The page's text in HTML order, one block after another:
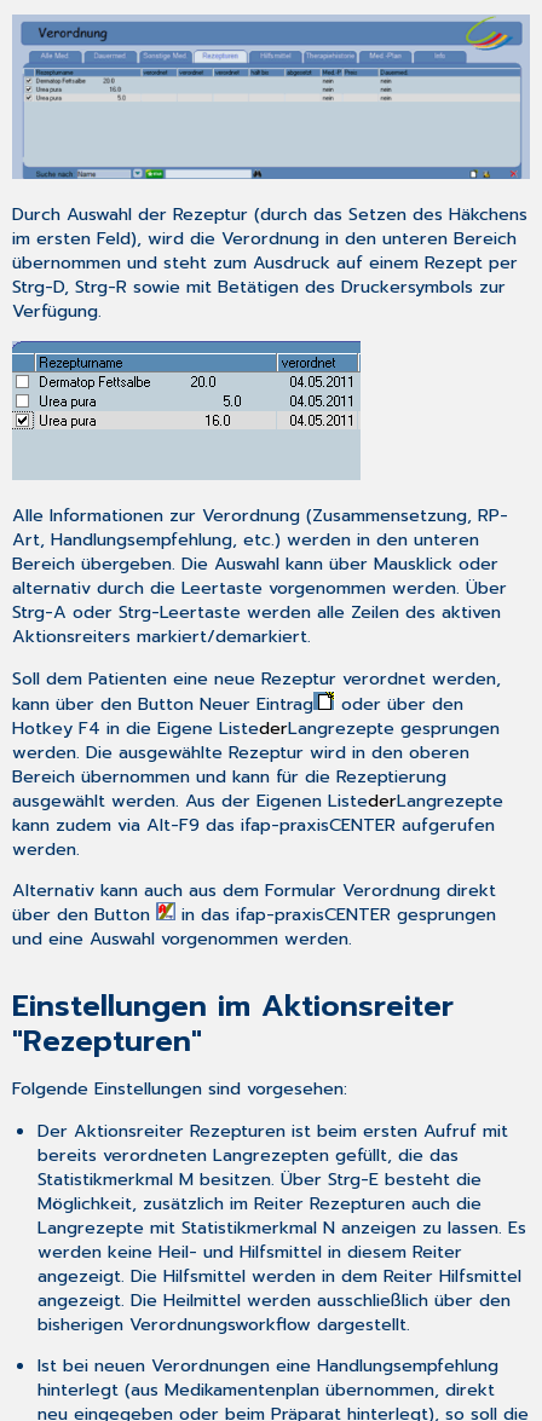
Spalten
im
Aktionsreiter
"Rezepturen"
Maustaste)
im
Aktionsreiter
"Rezepturen"
Durch Auswahl der Rezeptur (durch das Setzen des Häkchens
im ersten Feld), wird die Verordnung in den unteren Bereich
übernommen und steht zum Ausdruck auf einem Rezept per
Strg-D,Strg-R sowie mit Betätigen des Druckersymbols zur
Verfügung.
Alle Informationen zur Verordnung (Zusammensetzung, RP-
Art, Handlungsempfehlung, etc.) werden in den unteren
Bereich übergeben. Die Auswahl kann über Mausklick oder
alternativ durch dieLeertaste vorgenommen werden. Über
Strg-A oderStrg-Leertaste werden alle Zeilen des aktiven
Aktionsreiters markiert/demarkiert.
Soll dem Patienten eine neue Rezeptur verordnet werden,
kann über den ButtonNeuer Eintrag
oder über den
HotkeyF4 in dieEigene ListederLangrezepte gesprungen
werden. Die ausgewählte Rezeptur wird in den oberen
Bereich übernommen und kann für die Rezeptierung
ausgewählt werden. Aus derEigenen ListederLangrezepte
kann zudem viaAlt-F9 das ifap-praxisCENTER aufgerufen
werden.
Alternativ kann auch aus dem FormularVerordnung direkt
über den Button
in das ifap-praxisCENTER gesprungen
und eine Auswahl vorgenommen werden.
Einstellungen im Aktionsreiter
"Rezepturen"
Folgende Einstellungen sind vorgesehen:
Der Aktionsreiter Rezepturenist beim ersten Aufruf mit
bereits verordneten Langrezepten gefüllt, die das
Statistikmerkmal Mbesitzen. Über Strg-Ebesteht die
Möglichkeit, zusätzlich im Reiter Rezepturenauch die
Langrezepte mit Statistikmerkmal Nanzeigen zu lassen. Es
werden keine Heil- und Hilfsmittel in diesem Reiter
angezeigt. Die Hilfsmittel werden in dem Reiter Hilfsmittel
angezeigt. Die Heilmittel werden ausschließlich über den
bisherigen Verordnungsworkflow dargestellt.
Ist bei neuen Verordnungen eine Handlungsempfehlung
hinterlegt (aus Medikamentenplan übernommen, direkt
neu eingegeben oder beim Präparat hinterlegt), so soll die